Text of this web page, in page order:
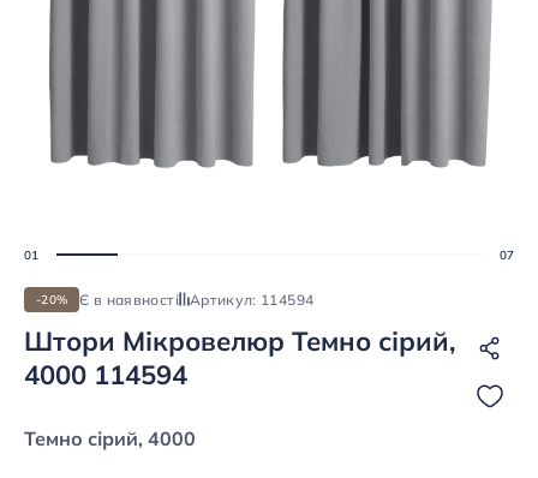
-20% Є в наявності Артикул: 114594
Штори Мікровелюр Темно сірий,
4000 114594
Темно сірий, 4000